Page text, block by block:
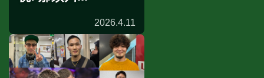
2026.4.11